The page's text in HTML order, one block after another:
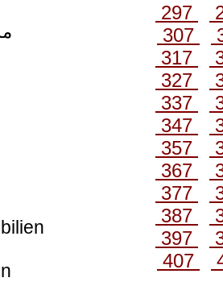
297
307
317
327
337
347
357
367
377
387
397
407